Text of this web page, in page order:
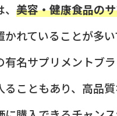
美容・健康食品の
かれていることが多
有名サプリメントブ
ることもあり、高品